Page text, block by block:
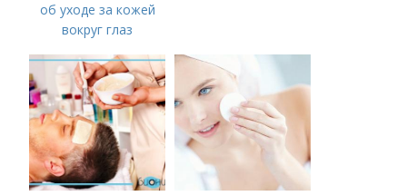
об уходе за кожей
вокруг глаз